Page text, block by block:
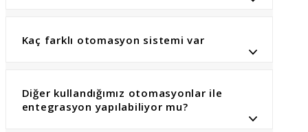
Kaç farklı otomasyon sistemi var
Diğer kullandığımız otomasyonlar ile
entegrasyon yapılabiliyor mu?